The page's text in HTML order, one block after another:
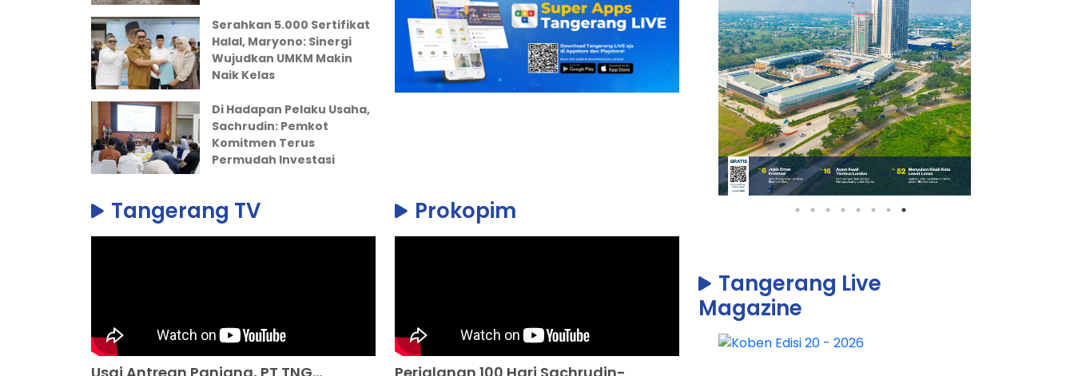
Serahkan 5.000 Sertifikat
Halal, Maryono: Sinergi
Wujudkan UMKM Makin
Naik Kelas
Di Hadapan Pelaku Usaha,
Sachrudin: Pemkot
Komitmen Terus
Permudah Investasi
Tangerang TV Prokopim
Tangerang Live
Magazine